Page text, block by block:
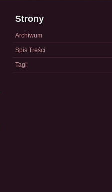
Strony
Archiwum
Spis Treści
Tagi